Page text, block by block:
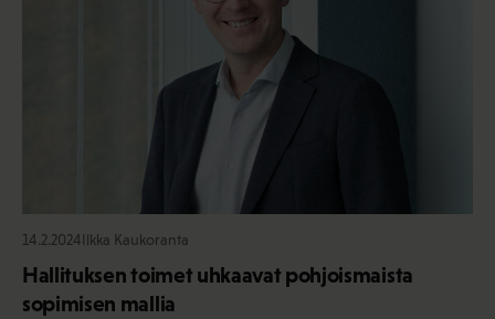
14.2.2024Ilkka Kaukoranta
Hallituksen toimet uhkaavat pohjoismaista
sopimisen mallia